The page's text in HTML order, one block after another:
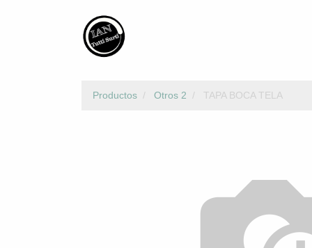
Productos Otros 2 TAPA BOCA TELA